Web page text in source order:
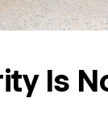
Is